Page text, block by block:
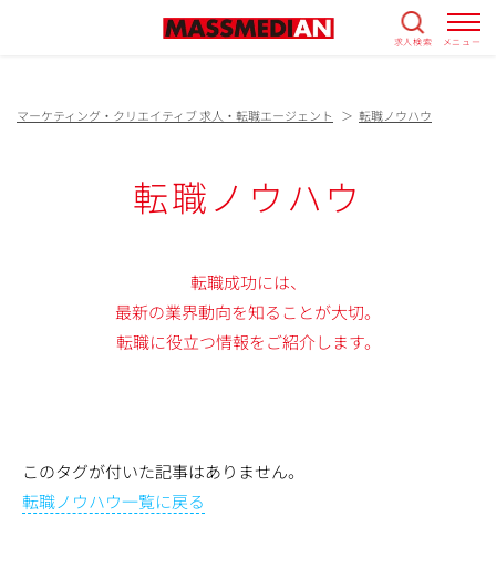
求人検索 メニュー
マーケティング・クリエイティブ 求人・転職エージェント 転職ノウハウ
転職ノウハウ
転職成功には、
最新の業界動向を知ることが大切。
転職に役立つ情報をご紹介します。
このタグが付いた記事はありません。
転職ノウハウ一覧に戻る